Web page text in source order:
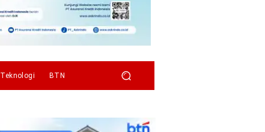
Teknologi BTN